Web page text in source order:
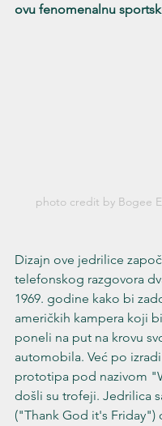
ovu fenomenalnu
photo credit by Bogee
Dizajn ove jedrilice
telefonskog razgovora
1969. godine kako bi
američkih kampera koji
poneli na put na krovu
automobila. Već po
prototipa pod nazivom
došli su trofeji. Jedrilica
("Thank God it's Friday")